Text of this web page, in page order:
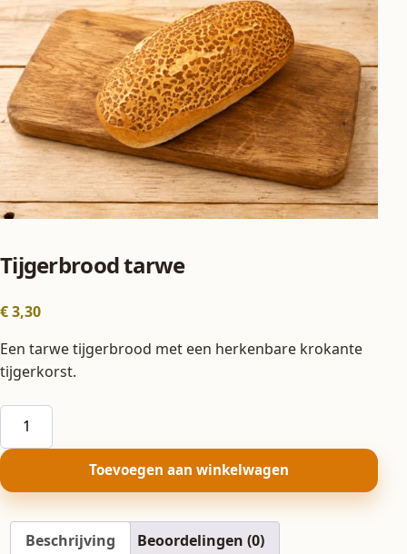
Tijgerbrood tarwe
€3,30
Een tarwe tijgerbrood met een herkenbare krokante
tijgerkorst.
Tijgerbrood
tarwe
aantal
Toevoegen aan winkelwagen
Beschrijving Beoordelingen (0)